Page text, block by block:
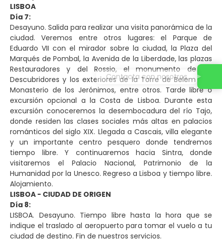
LISBOA
Día 7:
Desayuno. Salida para realizar una visita panorámica de la
ciudad. Veremos entre otros lugares: el Parque de
Eduardo VII con el mirador sobre la ciudad, la Plaza del
Marqués de Pombal, la Avenida de la Liberdade, las plazas
Restauradores y del Rossio, el monumento de los
Descubridores y los exteriores de la Torre de Belem y el
Monasterio de los Jerónimos, entre otros. Tarde libre o
excursión opcional a la Costa de Lisboa. Durante esta
excursión conoceremos la desembocadura del río Tajo,
donde residen las clases sociales más altas en palacios
románticos del siglo XIX. Llegada a Cascais, villa elegante
y un importante centro pesquero donde tendremos
tiempo libre. Y continuaremos hacia Sintra, donde
visitaremos el Palacio Nacional, Patrimonio de la
Humanidad por la Unesco. Regreso a Lisboa y tiempo libre.
Alojamiento.
LISBOA - CIUDAD DE ORIGEN
Día 8:
LISBOA. Desayuno. Tiempo libre hasta la hora que se
indique el traslado al aeropuerto para tomar el vuelo a tu
ciudad de destino. Fin de nuestros servicios.
Contacta con nosotros